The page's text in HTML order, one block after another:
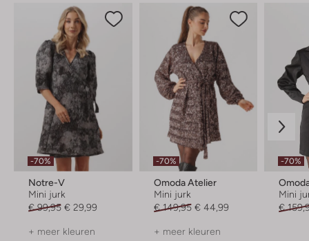
-70%
Notre-V
Mini jurk
€ 99,95 € 29,99
+ meer kleuren
-70%
Omoda Atelier
Mini jurk
€ 149,95 € 44,99
+ meer kleuren
-70%
Mini
€